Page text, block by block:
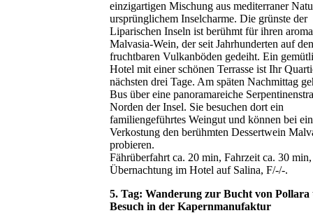
einzigartigen Mischung aus mediterraner
ursprünglichem Inselcharme. Die grünste der
Liparischen Inseln ist berühmt für ihren
Malvasia-Wein, der seit Jahrhunderten auf den
fruchtbaren Vulkanböden gedeiht. Ein
Hotel mit einer schönen Terrasse ist Ihr
nächsten drei Tage. Am späten Nachmittag
Bus über eine panoramareiche
Norden der Insel. Sie besuchen dort ein
familiengeführtes Weingut und können bei
Verkostung den berühmten Dessertwein
probieren.
Fährüberfahrt ca. 20 min, Fahrzeit ca. 30 min,
Übernachtung im Hotel auf Salina, F/-/-.
5. Tag: Wanderung zur Bucht von Pollara
Besuch in der Kapernmanufaktur